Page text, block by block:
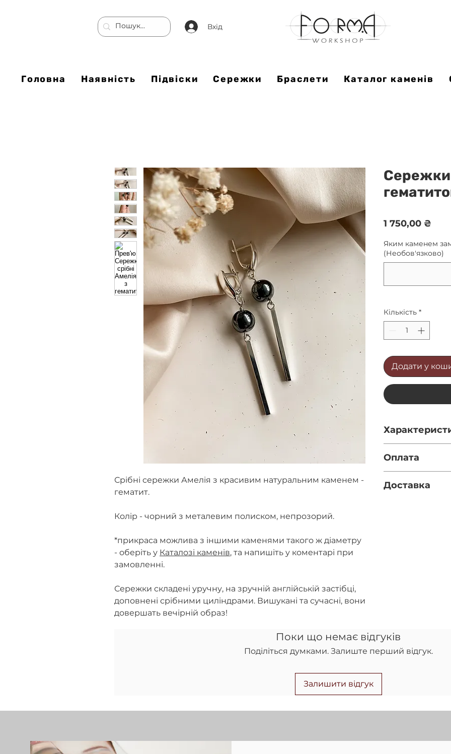
Вхід
Головна Наявність Підвіски Сережки Браслети Каталог каменів
Срібні сережки Амелія з красивим натуральним каменем -
гематит.
Колір - чорний з металевим полиском, непрозорий.
*прикраса можлива з іншими каменями такого ж діаметру
- оберіть у Каталозі каменів, та напишіть у коментарі при
замовленні.
Сережки складені уручну, на зручній англійській застібці,
доповнені срібними циліндрами. Вишукані та сучасні, вони
довершать вечірній образ!
Сережки
1 750,00 ₴
Яким каменем
(Необов'язково)
Кількість *
Додати у
Довжина - 6.5см.
Фурнітура -
Оплата
за
Доставка
Поки що немає відгуків
Поділіться думками. Залиште перший відгук.
Залишити відгук